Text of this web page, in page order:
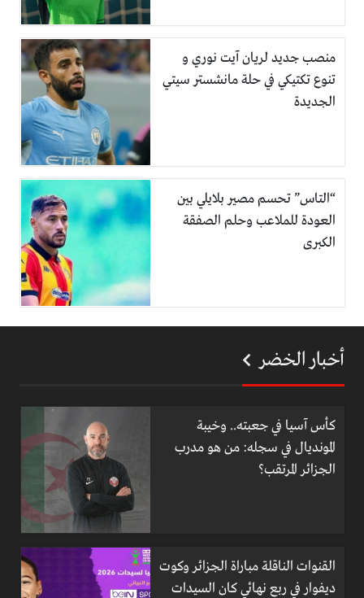
منصب جديد لريان آيت نوري و
تنوع تكتيكي في حلة مانشستر سيتي
الجديدة
“التاس” تحسم مصير بلايلي بين
العودة للملاعب وحلم الصفقة
الكبرى
أخبار الخضر
كأس آسيا في جعبته.. وخيبة
المونديال في سجله: من هو مدرب
الجزائر المرتقب؟
القنوات الناقلة مباراة الجزائر وكوت
ديفوار في ربع نهائي كان السيدات